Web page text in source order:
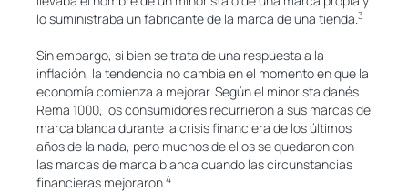
lo suministraba un fabricante de la marca de una tienda.3
Sin embargo, si bien se trata de una respuesta a la
inflación, la tendencia no cambia en el momento en que la
economía comienza a mejorar. Según el minorista danés
Rema 1000, los consumidores recurrieron a sus marcas de
marca blanca durante la crisis financiera de los últimos
años de la nada, pero muchos de ellos se quedaron con
las marcas de marca blanca cuando las circunstancias
financieras mejoraron.4